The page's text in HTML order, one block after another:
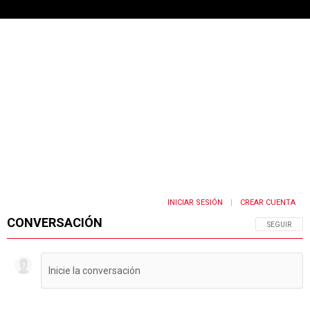
CONVERSACIÓN SIGA ESTA
SEGUIR
INICIAR SESIÓN CREAR CUENTA